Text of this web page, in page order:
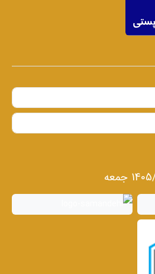
جمعه